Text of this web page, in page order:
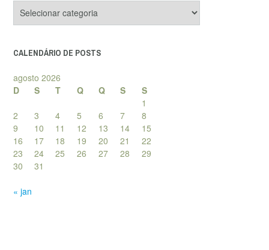
de
CALENDÁRIO DE POSTS
agosto 2026
D
S T Q Q S
S
1
2
3 4 5 6 7
8
9
10 11 12 13 14
15
16
17 18 19 20 21
22
23
24 25 26 27 28
29
30
31
« jan